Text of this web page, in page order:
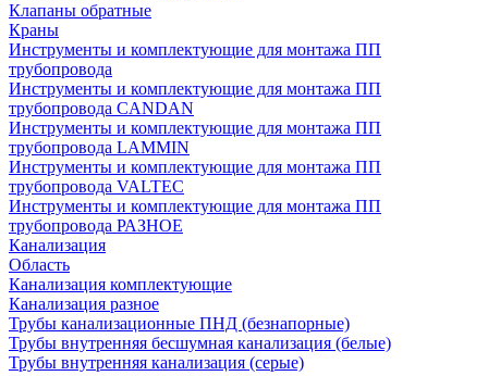
Клапаны обратные
Краны
Инструменты и комплектующие для монтажа ПП
трубопровода
Инструменты и комплектующие для монтажа ПП
трубопровода CANDAN
Инструменты и комплектующие для монтажа ПП
трубопровода LAMMIN
Инструменты и комплектующие для монтажа ПП
трубопровода VALTEC
Инструменты и комплектующие для монтажа ПП
трубопровода РАЗНОЕ
Канализация
Область
Канализация комплектующие
Канализация разное
Трубы канализационные ПНД (безнапорные)
Трубы внутренняя бесшумная канализация (белые)
Трубы внутренняя канализация (серые)